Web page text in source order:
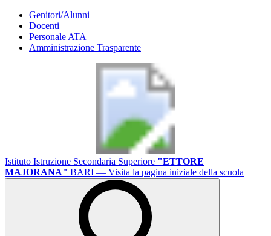
Genitori/Alunni
Docenti
Personale ATA
Amministrazione Trasparente
Istituto Istruzione Secondaria Superiore "ETTORE
MAJORANA" BARI — Visita la pagina iniziale della scuola